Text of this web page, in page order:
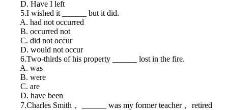
D. Have I left
5.I wished it ______ but it did.
A. had not occurred
B. occurred not
C. did not occur
D. would not occur
6.Two-thirds of his property ______ lost in the fire.
A. was
B. were
C. are
D. have been
7.Charles Smith， ______ was my former teacher， retired